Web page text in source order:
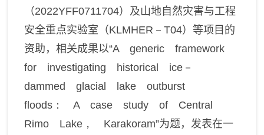
（2022YFF0711704）及山地自然灾害与工程
安全重点实验室（KLMHER－T04）等项目的
资助，相关成果以“A generic framework
for investigating historical ice－
dammed glacial lake outburst
floods： A case study of Central
Rimo Lake， Karakoram”为题，发表在一